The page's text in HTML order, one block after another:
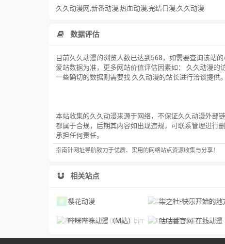
久久动漫网,新番动漫,热血动漫,完结日漫,久久动漫
数据评估
目前久久动漫的浏览人数已达到568，如需要查询该站
爱站数据为准，更多网站价值评估因素如： 久久动漫的
一些确切的数据则需要找 久久动漫的站长进行洽谈提供
本站收集的久久动漫来源于网络，不保证久久动漫外部
都属于合规，后期其内容如出现违规，可联系管理进行
承担任何责任。
指南针网址导航致力于优质、实用的网络站点资源收集与分享！
相关站点
樱花动漫 柒之社-快乐开始的地
哔咪哔咪动漫（M站）-bimibimi 咕咕番官网-在线动漫